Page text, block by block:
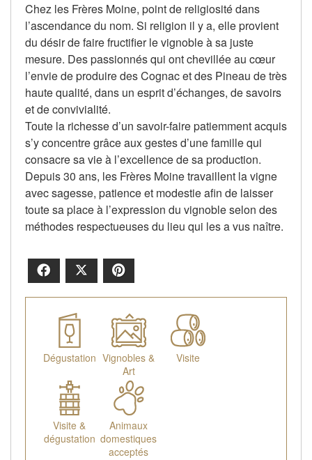
Chez les Frères Moine, point de religiosité dans
l’ascendance du nom. Si religion il y a, elle provient
du désir de faire fructifier le vignoble à sa juste
mesure. Des passionnés qui ont chevillée au cœur
l’envie de produire des Cognac et des Pineau de très
haute qualité, dans un esprit d’échanges, de savoirs
et de convivialité.
Toute la richesse d’un savoir-faire patiemment acquis
s’y concentre grâce aux gestes d’une famille qui
consacre sa vie à l’excellence de sa production.
Depuis 30 ans, les Frères Moine travaillent la vigne
avec sagesse, patience et modestie afin de laisser
toute sa place à l’expression du vignoble selon des
méthodes respectueuses du lieu qui les a vus naître.
Facebook
Dégustation Vignobles &
Art
Visite
Visite &
dégustation
Animaux
domestiques
acceptés